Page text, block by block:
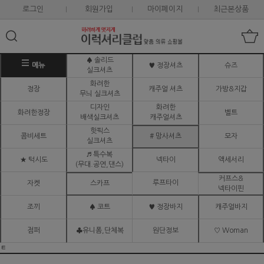
로그인 회원가입 마이페이지 최근본상품
메뉴
♠ 솔리드
실크셔츠
♥ 정장셔츠 슈즈
정장
화려한
무늬 실크셔츠
캐주얼 셔츠 가방&지갑
화려한정장
디자인
배색실크셔츠
화려한
캐주얼셔츠
벨트
콤비세트
핫픽스
실크셔츠
# 망사셔츠 모자
★ 턱시도
♬ 특수복
(무대.공연,댄스)
넥타이 액세서리
자켓 스카프 루프타이
커프스&
넥타이핀
조끼 ♠ 코트 ♥ 정장바지 캐주얼바지
점퍼 ♣유니폼,단체복 원단정보 ♡ Woman
ㅌ